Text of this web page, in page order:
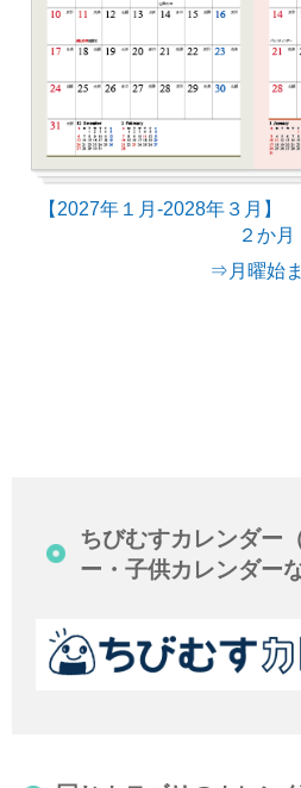
【2027年１月-2028年３月
２か月
⇒月曜始
ちびむすカレンダー
ー・子供カレンダーな